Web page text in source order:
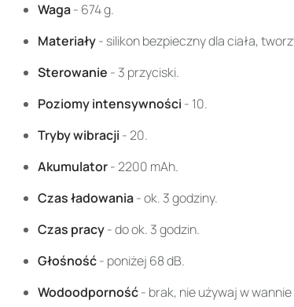
Waga- 674 g.
Materiały- silikon bezpieczny dla ciała,
Sterowanie - 3 przyciski.
Poziomy intensywności - 10.
Tryby wibracji - 20.
Akumulator- 2200 mAh.
Czas ładowania- ok. 3 godziny.
Czas pracy- do ok. 3 godzin.
Głośność- poniżej 68 dB.
Wodoodporność- brak, nie używaj w